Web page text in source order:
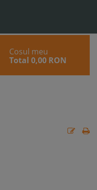
Cosul meu
Total 0,00 RON